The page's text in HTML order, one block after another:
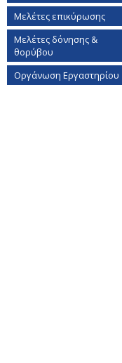
Μελέτες επικύρωσης
Μελέτες δόνησης &
θορύβου
Οργάνωση Εργαστηρίου